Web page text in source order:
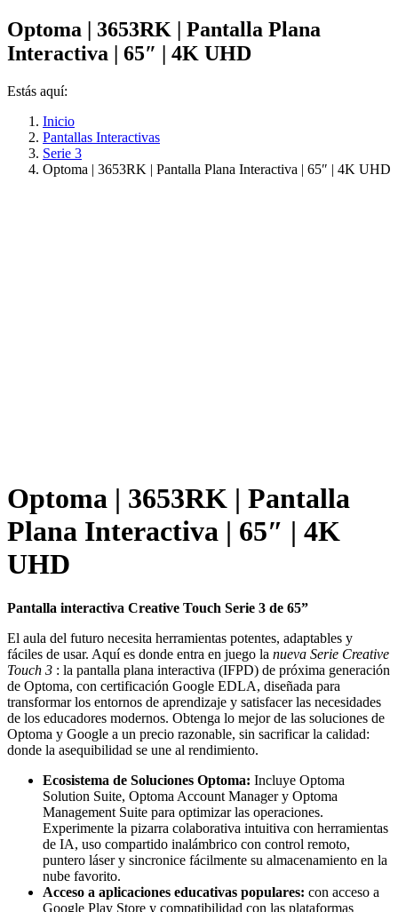
Optoma | 3653RK | Pantalla Plana
Interactiva | 65″ | 4K UHD
Estás aquí:
Inicio
Pantallas Interactivas
Serie 3
Optoma | 3653RK | Pantalla Plana Interactiva | 65″ | 4K UHD
Optoma | 3653RK | Pantalla
Plana Interactiva | 65″ | 4K
UHD
Pantalla interactiva Creative Touch Serie 3 de 65”
El aula del futuro necesita herramientas potentes, adaptables y
fáciles de usar. Aquí es donde entra en juego la nueva Serie Creative
Touch 3 : la pantalla plana interactiva (IFPD) de próxima generación
de Optoma, con certificación Google EDLA, diseñada para
transformar los entornos de aprendizaje y satisfacer las necesidades
de los educadores modernos. Obtenga lo mejor de las soluciones de
Optoma y Google a un precio razonable, sin sacrificar la calidad:
donde la asequibilidad se une al rendimiento.
Ecosistema de Soluciones Optoma: Incluye Optoma
Solution Suite, Optoma Account Manager y Optoma
Management Suite para optimizar las operaciones.
Experimente la pizarra colaborativa intuitiva con herramientas
de IA, uso compartido inalámbrico con control remoto,
puntero láser y sincronice fácilmente su almacenamiento en la
nube favorito.
Acceso a aplicaciones educativas populares: con acceso a
Google Play Store y compatibilidad con las plataformas